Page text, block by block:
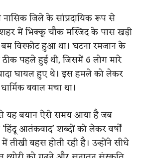
जिले के सांप्रदायिक रूप से
में भिक्कू चौक मस्जिद के पास खड़ी
विस्फोट हुआ था। घटना रमजान के
ठीक पहले हुई थी, जिसमें 6 लोग मारे
घायल हुए थे। इस हमले को लेकर
बवाल मचा था।
से यह बयान ऐसे समय आया है जब
आतंकवाद’ शब्दों को लेकर वर्षों
तीखी बहस होती रही है। उन्होंने सीधे